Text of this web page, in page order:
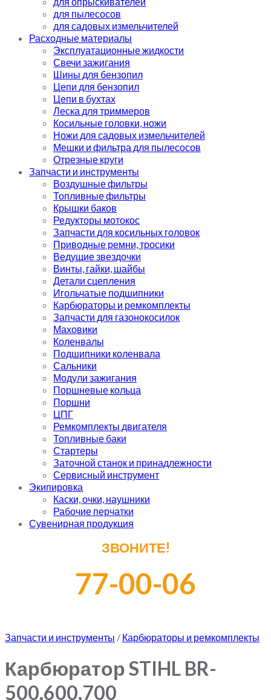
для пылесосов
для садовых измельчителей
Расходные материалы
Эксплуатационные жидкости
Свечи зажигания
Шины для бензопил
Цепи для бензопил
Цепи в бухтах
Леска для триммеров
Косильные головки, ножи
Ножи для садовых измельчителей
Мешки и фильтра для пылесосов
Отрезные круги
Запчасти и инструменты
Воздушные фильтры
Топливные фильтры
Крышки баков
Редукторы мотокос
Запчасти для косильных головок
Приводные ремни, тросики
Ведущие звездочки
Винты, гайки, шайбы
Детали сцепления
Игольчатые подшипники
Карбюраторы и ремкомплекты
Запчасти для газонокосилок
Маховики
Коленвалы
Подшипники коленвала
Сальники
Модули зажигания
Поршневые кольца
Поршни
ЦПГ
Ремкомплекты двигателя
Топливные баки
Стартеры
Заточной станок и принадлежности
Сервисный инструмент
Экипировка
Каски, очки, наушники
Рабочие перчатки
Сувенирная продукция
ЗВОНИТЕ!
77-00-06
Запчасти и инструменты / Карбюраторы и ремкомплекты
Карбюратор STIHL BR-
500,600,700